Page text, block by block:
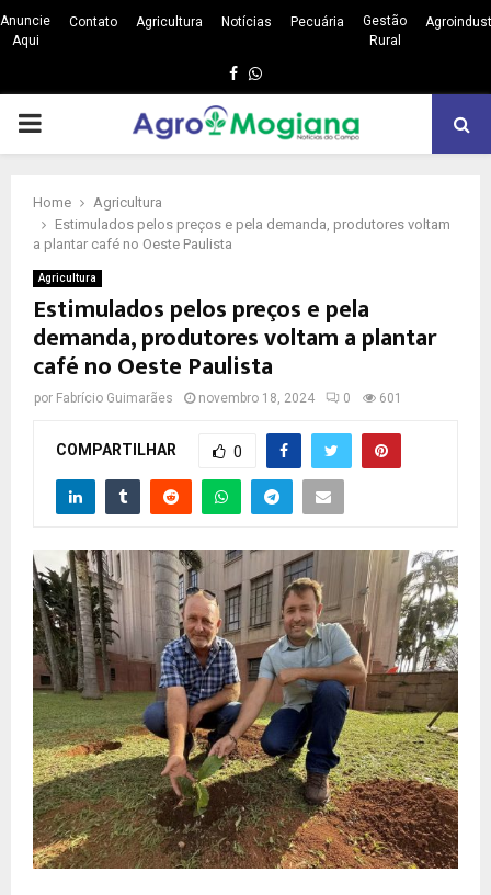
Anuncie
Aqui
Contato Agricultura Notícias Pecuária
Gestão
Rural
Facebook
Whatsapp
PRIMARY
Home
Agricultura
Estimulados pelos preços e pela demanda, produtores voltam
a plantar café no Oeste Paulista
Agricultura
Estimulados pelos preços e pela
demanda, produtores voltam a plantar
café no Oeste Paulista
por Fabrício Guimarães novembro 18, 2024 0 601
COMPARTILHAR 0